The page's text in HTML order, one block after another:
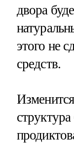
двора
этого не
средств.